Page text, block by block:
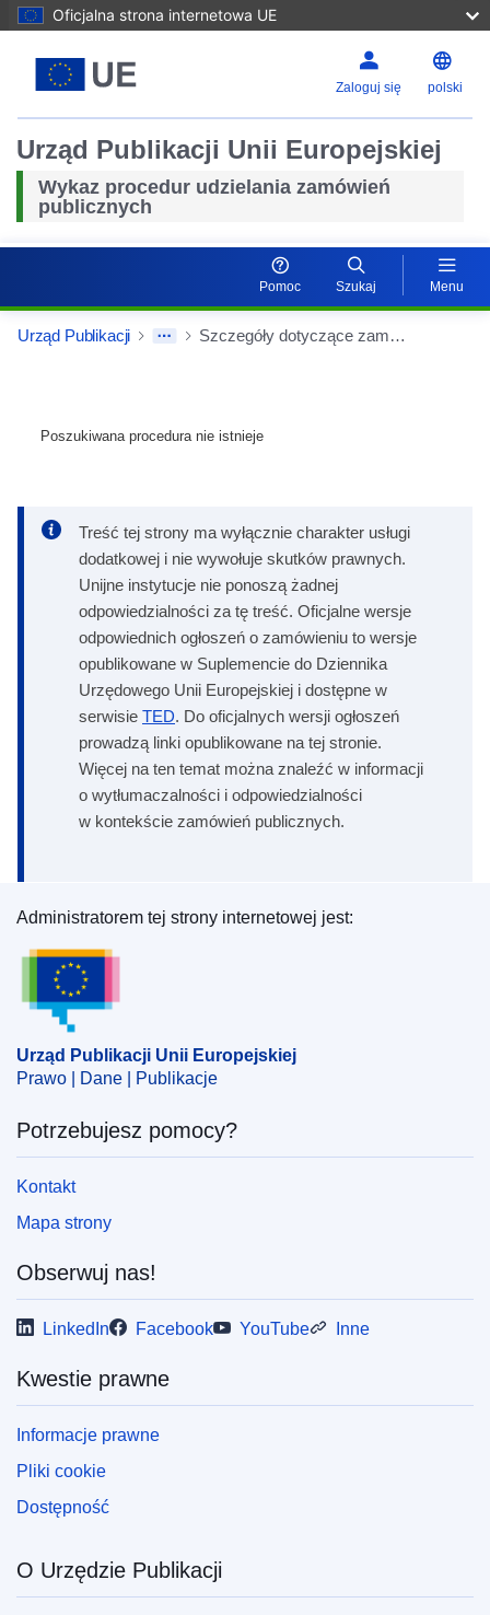
Oficjalna strona internetowa UE
Zaloguj się polski
Urząd Publikacji Unii Europejskiej
Wykaz procedur udzielania zamówień
publicznych
Pomoc Szukaj Menu
Urząd Publikacji Szczegóły dotyczące zamówień
Poszukiwana procedura nie istnieje
Treść tej strony ma wyłącznie charakter usługi
dodatkowej i nie wywołuje skutków prawnych.
Unijne instytucje nie ponoszą żadnej
odpowiedzialności za tę treść. Oficjalne wersje
odpowiednich ogłoszeń o zamówieniu to wersje
opublikowane w Suplemencie do Dziennika
Urzędowego Unii Europejskiej i dostępne w
serwisie TED. Do oficjalnych wersji ogłoszeń
prowadzą linki opublikowane na tej stronie.
Więcej na ten temat można znaleźć w informacji
o wytłumaczalności i odpowiedzialności
w kontekście zamówień publicznych.
Urząd Publikacji Unii Europejskiej
Administratorem tej strony internetowej jest:
Urząd Publikacji Unii Europejskiej
Prawo | Dane | Publikacje
Potrzebujesz pomocy?
Kontakt
Mapa strony
Obserwuj nas!
LinkedIn Facebook YouTube Inne
Kwestie prawne
Informacje prawne
Pliki cookie
Dostępność
O Urzędzie Publikacji